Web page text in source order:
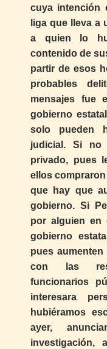
cuya intención
liga que lleva a
a quien lo
contenido de
partir de esos
probables
mensajes fue
gobierno
solo pueden
judicial. Si
privado, pues
ellos
que hay que
gobierno. Si
por alguien en
gobierno
pues
con las
funcionarios
interesara
hubiéramos
ayer,
investigación,